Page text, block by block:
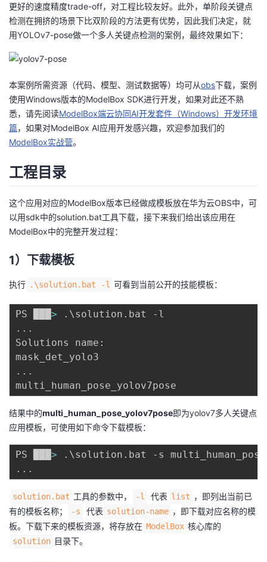
的
我
坛
圈
子
的
直
播
我
的
活
我
的
注
我
开
发
者
学
堂
的
课
程
我
的
认
证
我
的
实
验
我
的
收
藏
的
Programs
我
的
支
持
我
技
术
支
持
的
云
声
建
议
更好的速度精度trade-off，对工程比较友好。此外，单阶段关键点
检测在拥挤的场景下比双阶段的方法更有优势，因此我们决定，就
用YOLOv7-pose做一个多人关键点检测的案例，最终效果如下：
本案例所需资源（代码、模型、测试数据等）均可从obs下载，案例
使用Windows版本的ModelBox SDK进行开发，如果对此还不熟
悉，请先阅读ModelBox端云协同AI开发套件（Windows）开发环境
篇，如果对ModelBox AI应用开发感兴趣，欢迎参加我们的
ModelBox实战营。
工程目录
这个应用对应的ModelBox版本已经做成模板放在华为云OBS中，可
以用sdk中的solution.bat工具下载，接下来我们给出该应用在
ModelBox中的完整开发过程：
1）下载模板
执行 .\solution.bat -l 可看到当前公开的技能模板：
PS ███ > . \
.. .
Solutions name:
.. .
结果中的multi_human_pose_yolov7pose即为yolov7多人关键点
应用模板，可使用如下命令下载模板：
PS ███ > . \
..
solution.bat 工具的参数中， -l 代表 list ，即列出当前已
有的模板名称；
-s 代表 solution-name ，即下载对应名称的模
板。下载下来的模板资源，将存放在 ModelBox 核心库的
solution 目录下。